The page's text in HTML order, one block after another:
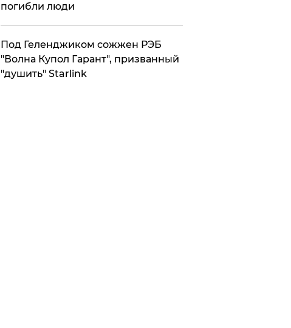
погибли люди
Под Геленджиком сожжен РЭБ
"Волна Купол Гарант", призванный
"душить" Starlink